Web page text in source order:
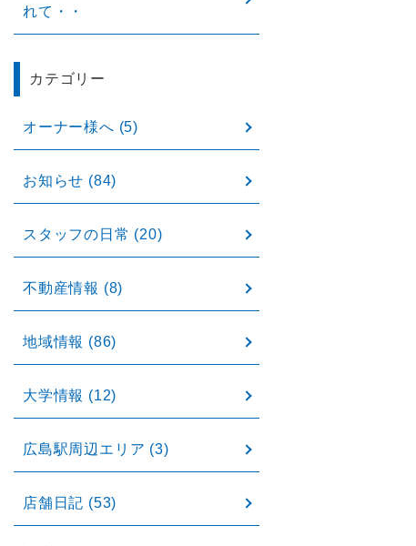
れて・・
カテゴリー
オーナー様へ (5)
お知らせ (84)
スタッフの日常 (20)
不動産情報 (8)
地域情報 (86)
大学情報 (12)
広島駅周辺エリア (3)
店舗日記 (53)